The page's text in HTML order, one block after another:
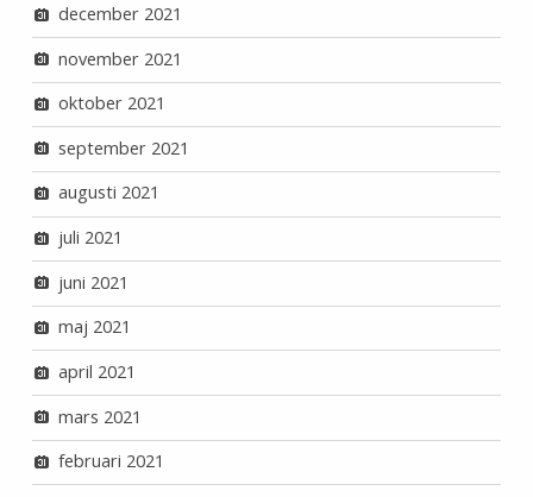
december 2021
november 2021
oktober 2021
september 2021
augusti 2021
juli 2021
juni 2021
maj 2021
april 2021
mars 2021
februari 2021